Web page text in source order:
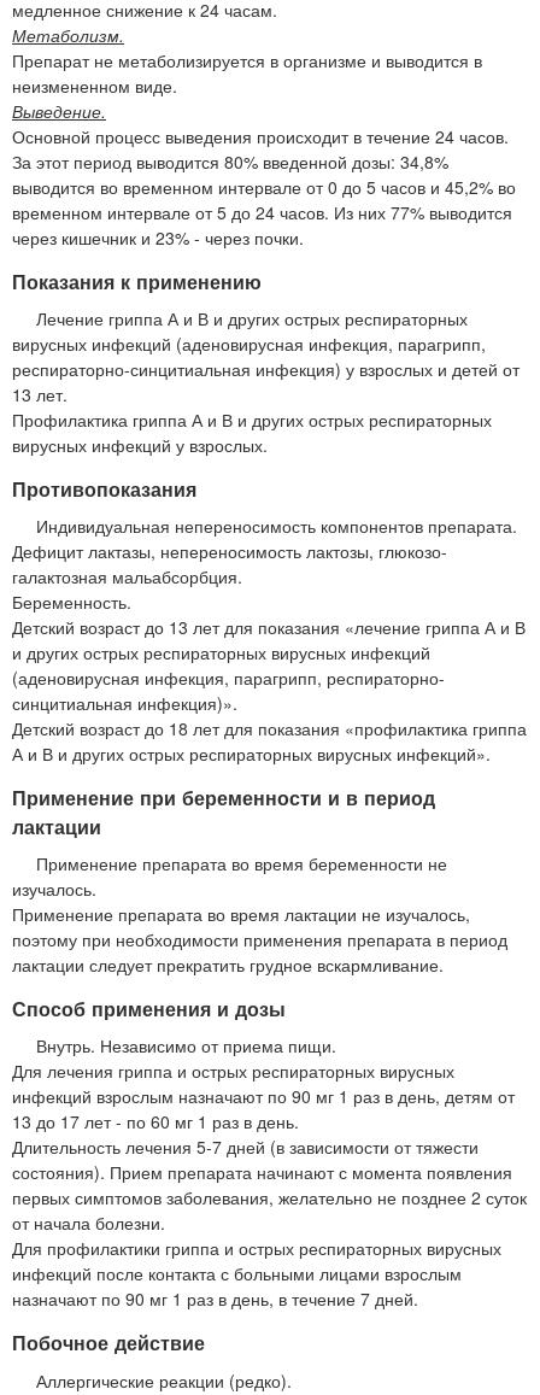
медленное снижение к 24 часам.
Метаболизм.
Препарат не метаболизируется в организме и выводится в
неизмененном виде.
Выведение.
Основной процесс выведения происходит в течение 24 часов.
За этот период выводится 80% введенной дозы: 34,8%
выводится во временном интервале от 0 до 5 часов и 45,2% во
временном интервале от 5 до 24 часов. Из них 77% выводится
через кишечник и 23% - через почки.
Показания к применению
Лечение гриппа А и В и других острых респираторных
вирусных инфекций (аденовирусная инфекция, парагрипп,
респираторно-синцитиальная инфекция) у взрослых и детей от
13 лет.
Профилактика гриппа А и В и других острых респираторных
вирусных инфекций у взрослых.
Противопоказания
Индивидуальная непереносимость компонентов препарата.
Дефицит лактазы, непереносимость лактозы, глюкозо-
галактозная мальабсорбция.
Беременность.
Детский возраст до 13 лет для показания «лечение гриппа А и В
и других острых респираторных вирусных инфекций
(аденовирусная инфекция, парагрипп, респираторно-
синцитиальная инфекция)».
Детский возраст до 18 лет для показания «профилактика гриппа
А и В и других острых респираторных вирусных инфекций».
Применение при беременности и в период
лактации
Применение препарата во время беременности не
изучалось.
Применение препарата во время лактации не изучалось,
поэтому при необходимости применения препарата в период
лактации следует прекратить грудное вскармливание.
Способ применения и дозы
Внутрь. Независимо от приема пищи.
Для лечения гриппа и острых респираторных вирусных
инфекций взрослым назначают по 90 мг 1 раз в день, детям от
13 до 17 лет - по 60 мг 1 раз в день.
Длительность лечения 5-7 дней (в зависимости от тяжести
состояния). Прием препарата начинают с момента появления
первых симптомов заболевания, желательно не позднее 2 суток
от начала болезни.
Для профилактики гриппа и острых респираторных вирусных
инфекций после контакта с больными лицами взрослым
назначают по 90 мг 1 раз в день, в течение 7 дней.
Побочное действие
Аллергические реакции (редко).